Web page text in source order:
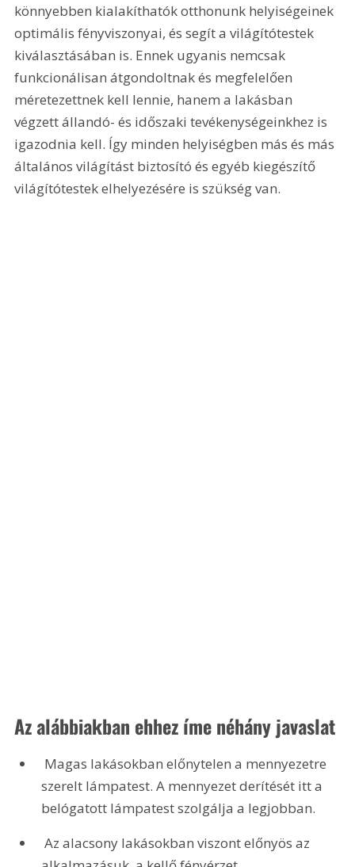
könnyebben kialakíthatók otthonunk helyiségeinek
optimális fényviszonyai, és segít a világítótestek
kiválasztásában is. Ennek ugyanis nemcsak
funkcionálisan átgondoltnak és megfelelően
méretezettnek kell lennie, hanem a lakásban
végzett állandó- és időszaki tevékenységeinkhez is
igazodnia kell. Így minden helyiségben más és más
általános világítást biztosító és egyéb kiegészítő
világítótestek elhelyezésére is szükség van.
Az alábbiakban ehhez íme néhány javaslat
szerelt lámpatest. A mennyezet derítését itt a
belógatott lámpatest szolgálja a legjobban.
Az alacsony lakásokban viszont előnyös az